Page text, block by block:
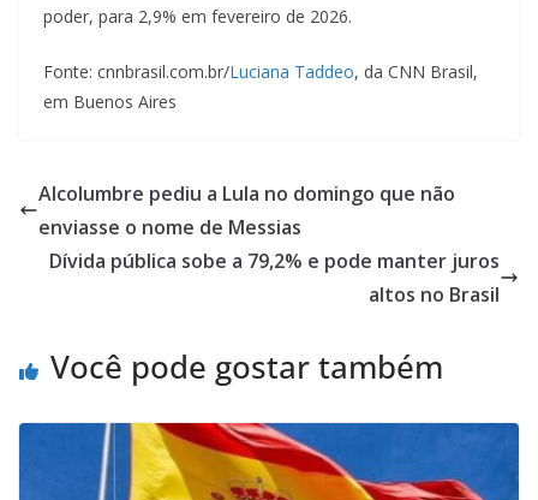
poder, para 2,9% em fevereiro de 2026.
Fonte: cnnbrasil.com.br/Luciana Taddeo, da CNN Brasil,
em Buenos Aires
Alcolumbre pediu a Lula no domingo que não
enviasse o nome de Messias
Dívida pública sobe a 79,2% e pode manter juros
altos no Brasil
Você pode gostar também